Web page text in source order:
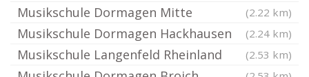
Musikschule Dormagen Mitte (2.22 km)
Musikschule Dormagen Hackhausen (2.24 km)
Musikschule Langenfeld Rheinland (2.53 km)